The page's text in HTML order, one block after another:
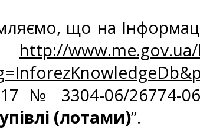
що на
http://
№ 3304-06/26774-06
(лотами)”.